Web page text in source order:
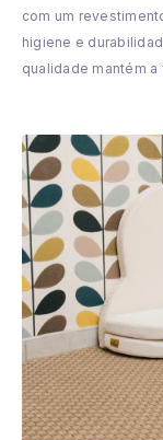
com um
higiene e
qualidade mantém